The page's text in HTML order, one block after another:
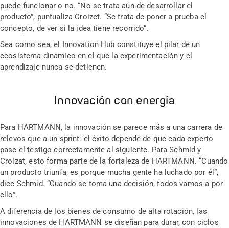
puede funcionar o no. “No se trata aún de desarrollar el
producto”, puntualiza Croizet. “Se trata de poner a prueba el
concepto, de ver si la idea tiene recorrido”.
Sea como sea, el Innovation Hub constituye el pilar de un
ecosistema dinámico en el que la experimentación y el
aprendizaje nunca se detienen.
Innovación con energía
Para HARTMANN, la innovación se parece más a una carrera de
relevos que a un sprint: el éxito depende de que cada experto
pase el testigo correctamente al siguiente. Para Schmid y
Croizat, esto forma parte de la fortaleza de HARTMANN. “Cuando
un producto triunfa, es porque mucha gente ha luchado por él”,
dice Schmid. “Cuando se toma una decisión, todos vamos a por
ello”.
A diferencia de los bienes de consumo de alta rotación, las
innovaciones de HARTMANN se diseñan para durar, con ciclos